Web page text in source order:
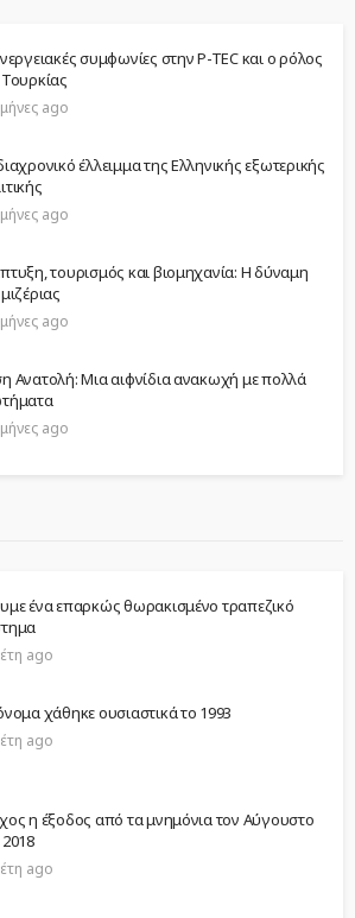
συμφωνίες στην P-TEC και ο ρόλος
ago
έλλειμμα της Ελληνικής εξωτερικής
ago
τουρισμός και βιομηχανία: Η δύναμη
ago
Ανατολή: Μια αιφνίδια ανακωχή με πολλά
ago
ένα επαρκώς θωρακισμένο τραπεζικό
ago
χάθηκε ουσιαστικά το 1993
ago
η έξοδος από τα μνημόνια τον Αύγουστο
ago